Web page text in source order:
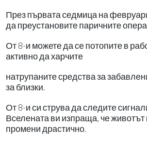
През първата седмица на
да преустановите паричните
От 8-и можете да се потопите в
активно да харчите
натрупаните средства за
за близки.
От 8-и си струва да следите
Вселената ви изпраща, че животът
промени драстично.